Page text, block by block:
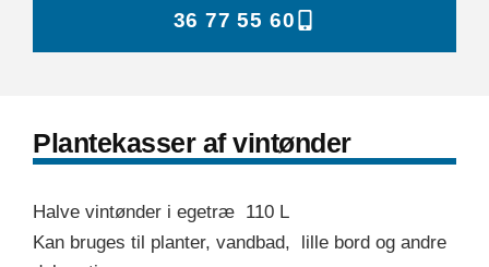
36 77 55 60
Plantekasser af vintønder
Halve vintønder i egetræ 110 L
Kan bruges til planter, vandbad, lille bord og andre